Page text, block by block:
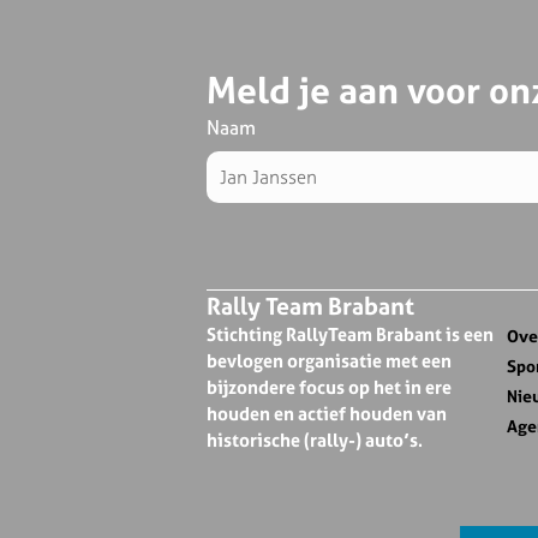
Meld je aan voor
Naam
Rally Team Brabant
Stichting RallyTeam Brabant is een
bevlogen organisatie met een
bijzondere focus op het in ere
houden en actief houden van
historische (rally-) auto’s.